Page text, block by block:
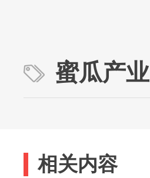
蜜瓜产业
相关内容